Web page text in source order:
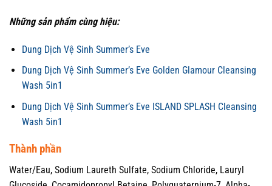
Những sản phẩm cùng hiệu:
Dung Dịch Vệ Sinh Summer’s Eve
Dung Dịch Vệ Sinh Summer’s Eve Golden Glamour Cleansing
Wash 5in1
Dung Dịch Vệ Sinh Summer’s Eve ISLAND SPLASH Cleansing
Wash 5in1
Thành phần
Water/Eau, Sodium Laureth Sulfate, Sodium Chloride, Lauryl